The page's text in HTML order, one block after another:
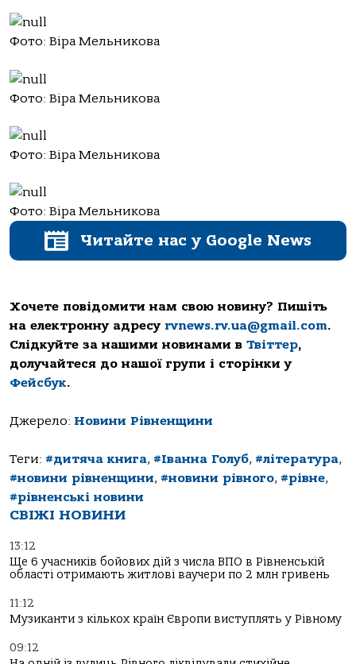
Фото: Віра Мельникова
Фото: Віра Мельникова
Фото: Віра Мельникова
Фото: Віра Мельникова
Читайте нас у Google News
Хочете повідомити нам свою новину? Пишіть
на електронну адресу rvnews.rv.ua@gmail.com.
Слідкуйте за нашими новинами в Твіттер,
долучайтеся до нашої групи і сторінки у
Фейсбук.
Джерело: Новини Рівненщини
Теги: #дитяча книга, #Іванна Голуб, #література,
#новини рівненщини, #новини рівного, #рівне,
#рівненські новини
СВІЖІ НОВИНИ
13:12
Ще 6 учасників бойових дій з числа ВПО в Рівненській
області отримають житлові ваучери по 2 млн гривень
11:12
Музиканти з кількох країн Європи виступлять у Рівному
09:12